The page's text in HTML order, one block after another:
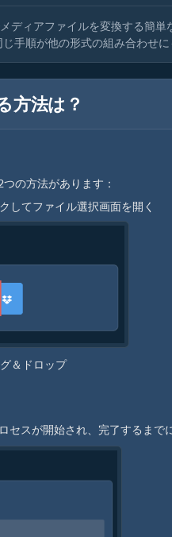
ディアファイルを変換する簡
手順が他の形式の組み合わせに
方法は？
の方法があります：
してファイル選択画面を開く
＆ドロップ
スが開始され、完了するまで